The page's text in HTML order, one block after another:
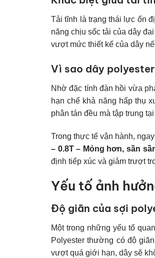
Tải tĩnh là trạng thái lực ổn
năng chịu sốc tải của dây
vượt mức thiết kế của dây
Vì sao dây
Nhờ đặc tính đàn hồi vừa
hạn chế khả năng hấp thụ
phân tán đều mà tập trung
Trong thực tế vận hành,
– 0.8T – Mỏng hơn, sần
định tiếp xúc và giảm trượt
Yếu tố ảnh
Độ giãn của sợi
Một trong những yếu tố
Polyester thường có độ
vượt quá giới hạn, dây sẽ